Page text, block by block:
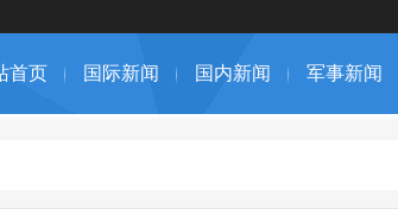
首页 国际新闻 国内新闻 军事新闻